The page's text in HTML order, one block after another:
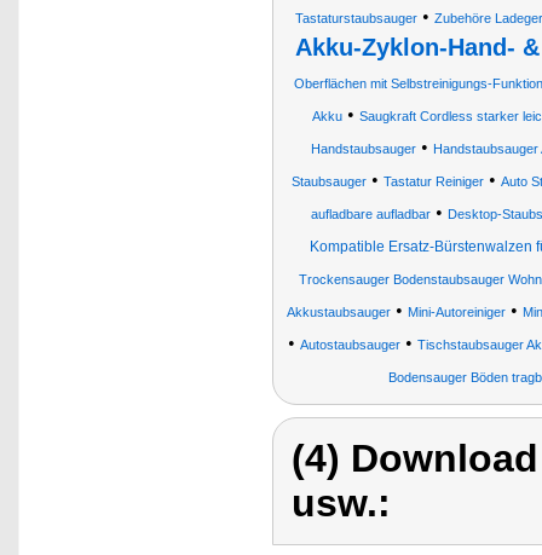
Tastaturstaubsauger• Zubehöre
Akku-Zyklon-Hand-
Oberflächen mit Selbstreinigungs-Funktion
Akku• Saugkraft Cordless starker
Handstaubsauger• Handstaubsauger
Staubsauger • Tastatur Reiniger • Auto
aufladbare aufladbar • Desktop-
Kompatible Ersatz-Bürstenwalzen
Trockensauger Bodenstaubsauger
Akkustaubsauger• Mini-Autoreiniger•
• Autostaubsauger• Tischstaubsauger
Bodensauger Böden
(4)
usw.: